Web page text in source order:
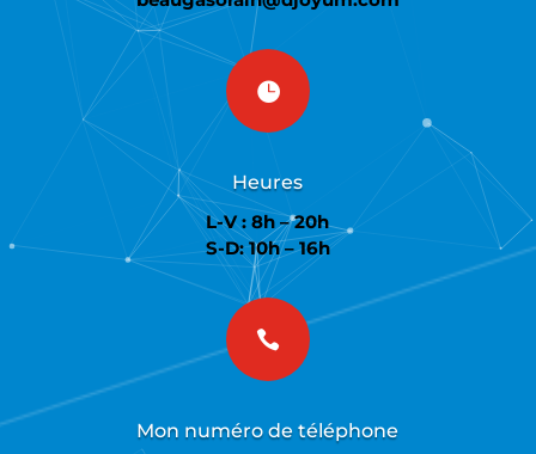

Heures
L-V : 8h – 20h
S-D: 10h – 16h

Mon numéro de téléphone